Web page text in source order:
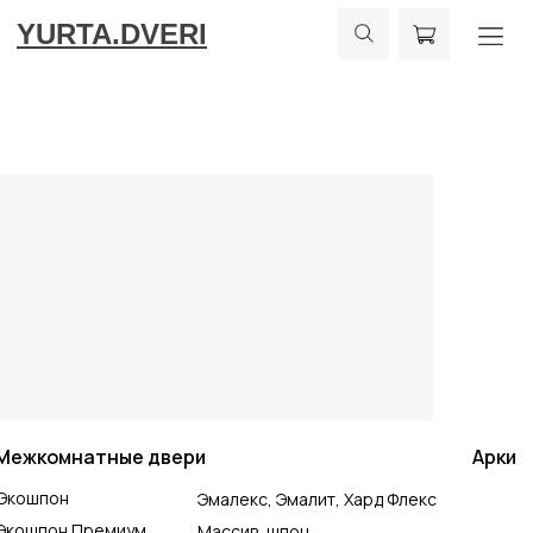
YURTA.DVERI
Эмалекс, Эмалит, Хард Флекс
Арки
двери